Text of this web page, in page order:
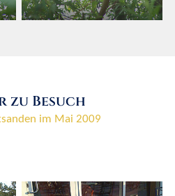
zu Besuch
im Mai 2009